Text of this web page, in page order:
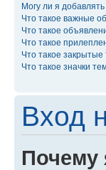
Могу ли я
Что такое важные
Что такое
Что такое
Что такое
Что такое значки
Вход
Почему